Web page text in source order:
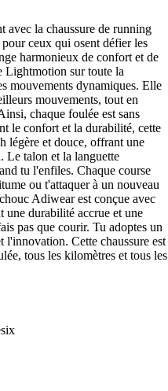
avec la chaussure de running
ceux qui osent défier les
harmonieux de confort et de
Lightmotion sur toute la
mouvements dynamiques. Elle
mouvements, tout en
chaque foulée est sans
le confort et la durabilité, cette
légère et douce, offrant une
Le talon et la languette
tu l'enfiles. Chaque course
ou t'attaquer à un nouveau
Adiwear est conçue avec
une durabilité accrue et une
pas que courir. Tu adoptes un
l'innovation. Cette chaussure est
tous les kilomètres et tous les